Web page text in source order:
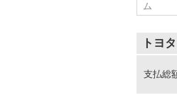
ム
トヨ
支払総